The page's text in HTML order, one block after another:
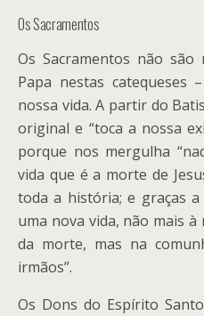
Os Sacramentos
Os Sacramentos não
Papa nestas catequeses
nossa vida. A partir do
original e “toca a nossa
porque nos mergulha
vida que é a morte de
toda a história; e graças
uma nova vida, não mais à
da morte, mas na
irmãos”.
Os Dons do Espírito